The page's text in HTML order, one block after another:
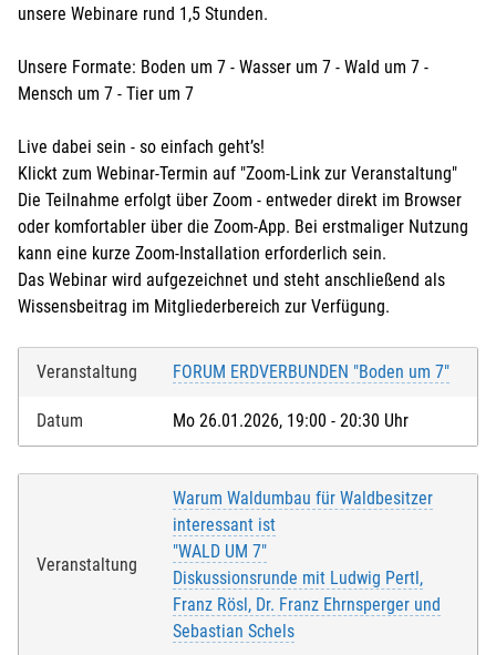
unsere Webinare rund 1,5 Stunden.
Unsere Formate: Boden um 7 - Wasser um 7 - Wald um 7 -
Mensch um 7 - Tier um 7
Live dabei sein - so einfach geht’s!
Klickt zum Webinar-Termin auf "Zoom-Link zur Veranstaltung"
Die Teilnahme erfolgt über Zoom - entweder direkt im Browser
oder komfortabler über die Zoom-App. Bei erstmaliger Nutzung
kann eine kurze Zoom-Installation erforderlich sein.
Das Webinar wird aufgezeichnet und steht anschließend als
Wissensbeitrag im Mitgliederbereich zur Verfügung.
Veranstaltung FORUM ERDVERBUNDEN "Boden um 7"
Datum Mo 26.01.2026, 19:00 - 20:30 Uhr
Veranstaltung
Warum Waldumbau für Waldbesitzer
interessant ist
"WALD UM 7"
Diskussionsrunde mit Ludwig Pertl,
Franz Rösl, Dr. Franz Ehrnsperger und
Sebastian Schels